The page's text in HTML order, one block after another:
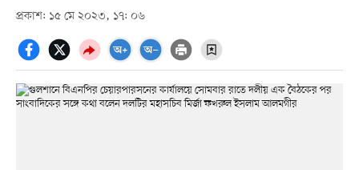
প্রকাশ: ১৫ মে ২০২৩, ১৭: ০৬